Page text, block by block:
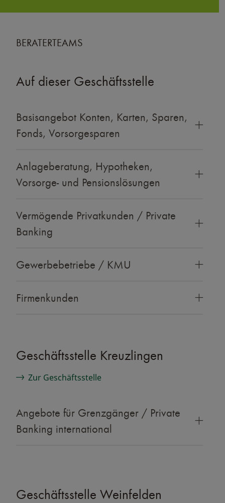
BERATERTEAMS
Auf dieser Geschäftsstelle
Basisangebot Konten, Karten, Sparen,
Fonds, Vorsorgesparen
Anlageberatung, Hypotheken,
Vorsorge- und Pensionslösungen
Vermögende Privatkunden / Private
Banking
Gewerbebetriebe / KMU
Firmenkunden
Geschäftsstelle Kreuzlingen
Zur Geschäftsstelle
Angebote für Grenzgänger / Private
Banking international
Geschäftsstelle Weinfelden